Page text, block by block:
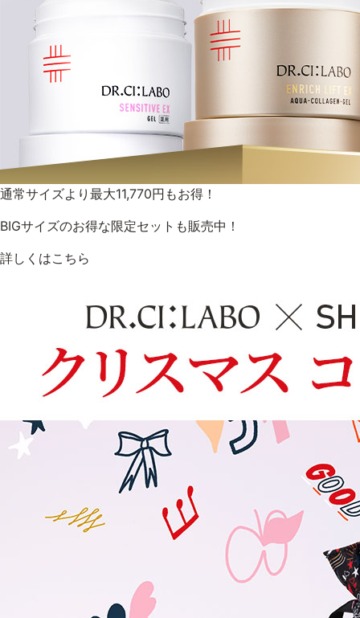
メイク・ボディ・ヘアケア
キャンペーン情報
通販限定商品
クーポン＆ポイント
定期便
ショッピングガイド
お電話でもご注文いただ
0120-
9時〜21時 / 年中無休
通常サイズより最大11,770円もお得！
BIGサイズのお得な限定セットも販売中！
詳しくはこちら